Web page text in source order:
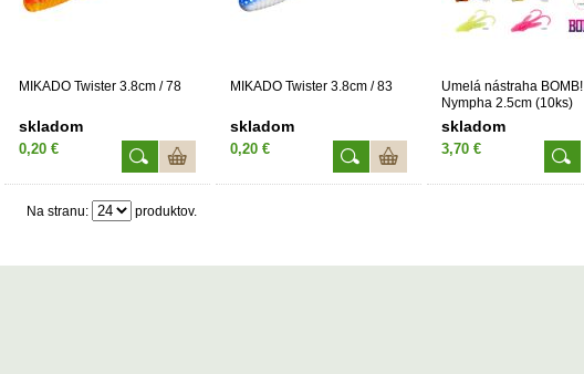
MIKADO Twister 3.8cm / 78
skladom
0,20 €
MIKADO Twister 3.8cm / 83
skladom
0,20 €
Umelá nástraha BOMB!
Nympha 2.5cm (10ks)
skladom
3,70 €
Na stranu: produktov.